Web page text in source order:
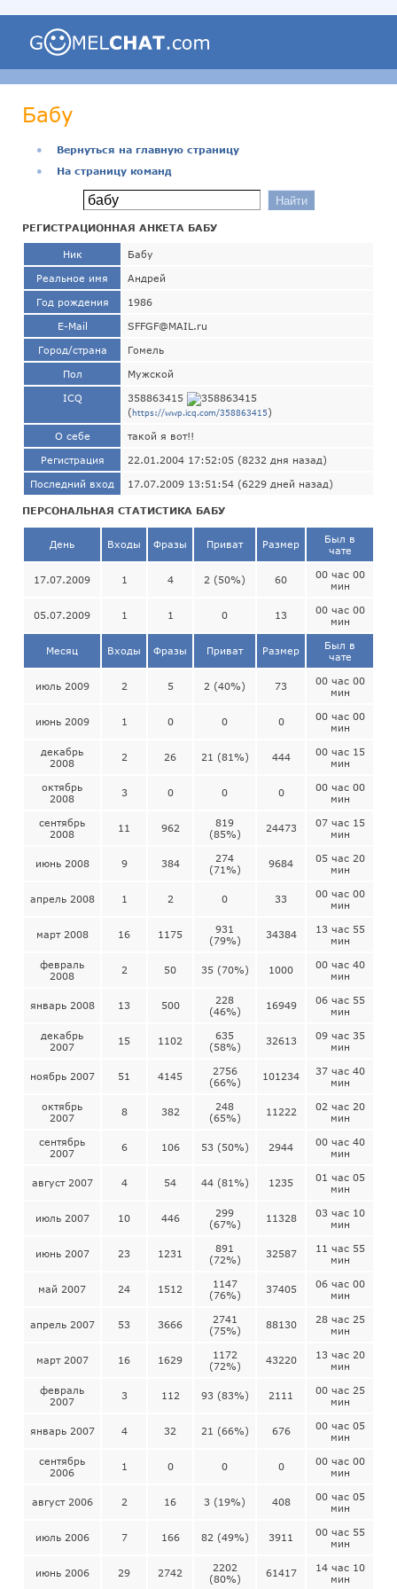
Бабу
●
Вернуться на главную страницу
●
На страницу команд
РЕГИСТРАЦИОННАЯ АНКЕТА БАБУ
Ник Бабу
Реальное имя Андрей
Год рождения 1986
E-Mail SFFGF@MAIL.ru
Город/страна Гомель
Пол Мужской
ICQ
358863415
(https://wwp.icq.com/358863415)
О себе такой я вот!!
Регистрация 22.01.2004 17:52:05 (8232 дня назад)
Последний вход 17.07.2009 13:51:54 (6229 дней назад)
ПЕРСОНАЛЬНАЯ СТАТИСТИКА БАБУ
День Входы Фразы Приват Размер
Был в
чате
17.07.2009 1 4 2 (50%) 60
00 час 00
мин
05.07.2009 1 1 0 13
00 час 00
мин
Месяц Входы Фразы Приват Размер
Был в
чате
июль 2009 2 5 2 (40%) 73
00 час 00
мин
июнь 2009 1 0 0 0
00 час 00
мин
декабрь
2008
2 26 21 (81%) 444
00 час 15
мин
октябрь
2008
3 0 0 0
00 час 00
мин
сентябрь
2008
11 962
819
(85%)
24473
07 час 15
мин
июнь 2008 9 384
274
(71%)
9684
05 час 20
мин
апрель 2008 1 2 0 33
00 час 00
мин
март 2008 16 1175
931
(79%)
34384
13 час 55
мин
февраль
2008
2 50 35 (70%) 1000
00 час 40
мин
январь 2008 13 500
228
(46%)
16949
06 час 55
мин
декабрь
2007
15 1102
635
(58%)
32613
09 час 35
мин
ноябрь 2007 51 4145
2756
(66%)
101234
37 час 40
мин
октябрь
2007
8 382
248
(65%)
11222
02 час 20
мин
сентябрь
2007
6 106 53 (50%) 2944
00 час 40
мин
август 2007 4 54 44 (81%) 1235
01 час 05
мин
июль 2007 10 446
299
(67%)
11328
03 час 10
мин
июнь 2007 23 1231
891
(72%)
32587
11 час 55
мин
май 2007 24 1512
1147
(76%)
37405
06 час 00
мин
апрель 2007 53 3666
2741
(75%)
88130
28 час 25
мин
март 2007 16 1629
1172
(72%)
43220
13 час 20
мин
февраль
2007
3 112 93 (83%) 2111
00 час 25
мин
январь 2007 4 32 21 (66%) 676
00 час 05
мин
сентябрь
2006
1 0 0 0
00 час 00
мин
август 2006 2 16 3 (19%) 408
00 час 05
мин
июль 2006 7 166 82 (49%) 3911
00 час 55
мин
июнь 2006 29 2742
2202
(80%)
61417
14 час 10
мин